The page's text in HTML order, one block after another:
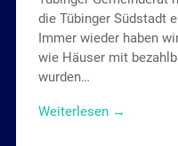
die Tübinger Südstadt
Immer wieder haben
wie Häuser mit
wurden…
Weiterlesen →